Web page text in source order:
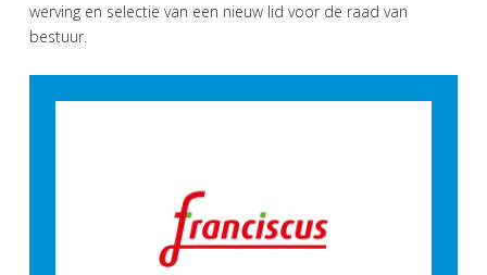
werving en selectie van een nieuw lid voor de raad van
bestuur.